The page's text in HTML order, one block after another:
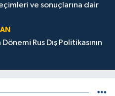
ve sonuçlarına dair
Rus Dış Politikasının